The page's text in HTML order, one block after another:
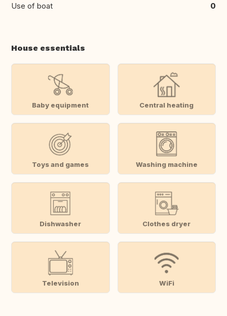
Use of boat 0
House essentials
Baby equipment Central heating
Toys and games Washing machine
Dishwasher Clothes dryer
Television WiFi